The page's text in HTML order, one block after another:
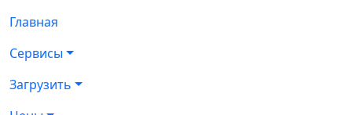
Главная
Сервисы
Загрузить